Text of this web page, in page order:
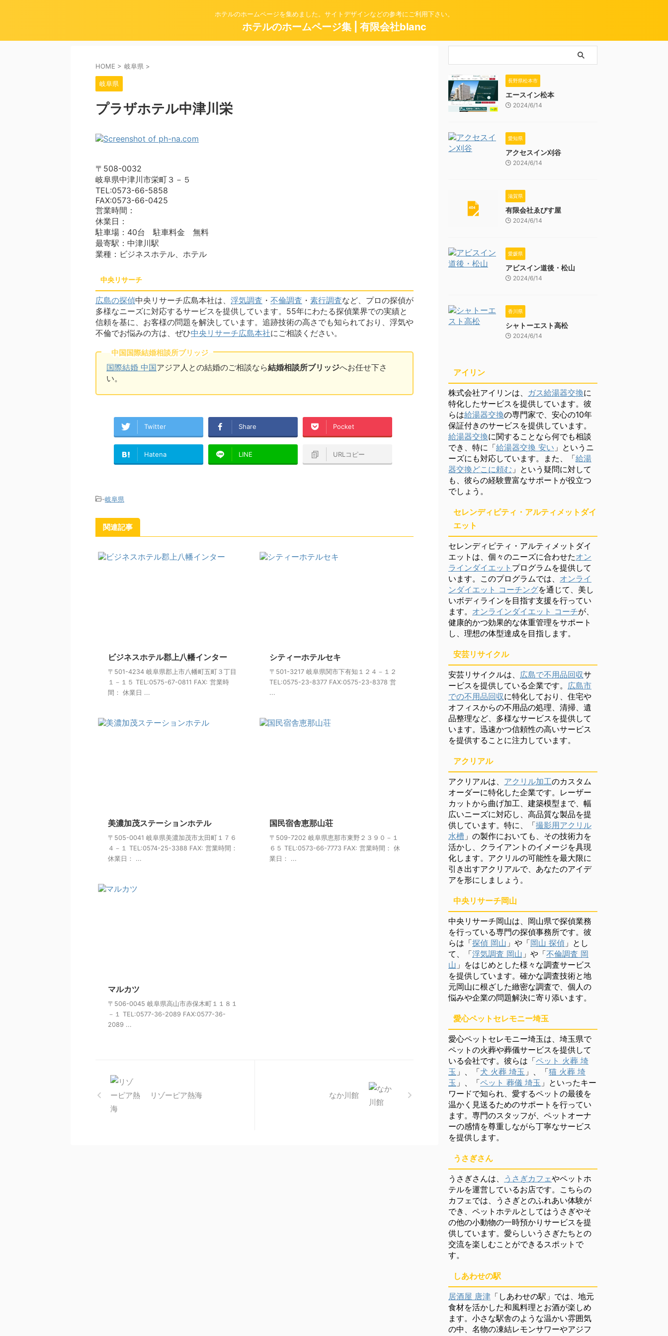
ホテルのホームページを集めました。サイトデザインなどの参考にご利用下さい。
ホテルのホームページ集 | 有限会社blanc
HOME > 岐阜県 >
岐阜県
プラザホテル中津川栄
〒508-0032
岐阜県中津川市栄町３－５
TEL:0573-66-5858
FAX:0573-66-0425
営業時間：
休業日：
駐車場：40台 駐車料金 無料
最寄駅：中津川駅
業種：ビジネスホテル、ホテル
中央リサーチ
広島の探偵中央リサーチ広島本社は、 浮気調査 ・ 不倫調査 ・ 素行調査など、プロの探偵が
多様なニーズに対応するサービスを提供しています。55年にわたる探偵業界での実績と
信頼を基に、お客様の問題を解決しています。追跡技術の高さでも知られており、浮気や
不倫でお悩みの方は、ぜひ中央リサーチ広島本社にご相談ください。
中国国際結婚相談所ブリッジ
国際結婚 中国アジア人との結婚のご相談なら結婚相談所ブリッジへお任せ下さ
い。
Twitter Share Pocket
Hatena LINE URLコピー
-岐阜県
関連記事
ビジネスホテル郡上八幡インター
〒501-4234 岐阜県郡上市八幡町五町３丁目
１－１５ TEL:0575-67-0811 FAX: 営業時
間： 休業日 ...
シティーホテルセキ
〒501-3217 岐阜県関市下有知１２４－１２
TEL:0575-23-8377 FAX:0575-23-8378 営
...
美濃加茂ステーションホテル
〒505-0041 岐阜県美濃加茂市太田町１７６
４－１ TEL:0574-25-3388 FAX: 営業時間：
休業日： ...
国民宿舎恵那山荘
〒509-7202 岐阜県恵那市東野２３９０－１
６５ TEL:0573-66-7773 FAX: 営業時間： 休
業日： ...
マルカツ
〒506-0045 岐阜県高山市赤保木町１１８１
－１ TEL:0577-36-2089 FAX:0577-36-
2089 ...
リゾーピア熱海 なか川館
長野県松本市
エースイン松本
2024/6/14
愛知県
アクセスイン刈谷
2024/6/14
滋賀県
有限会社ゑびす屋
2024/6/14
愛媛県
アビスイン道後・松山
2024/6/14
香川県
シャトーエスト高松
2024/6/14
アイリン
株式会社アイリンは、 ガス給湯器交換に
特化したサービスを提供しています。彼
らは給湯器交換の専門家で、安心の10年
保証付きのサービスを提供しています。
給湯器交換に関することなら何でも相談
でき、特に「給湯器交換 安い 」というニ
ーズにも対応しています。また、「給湯
器交換どこに頼む 」という疑問に対して
も、彼らの経験豊富なサポートが役立つ
でしょう。
セレンディピティ・アルティメットダイ
エット
セレンディピティ・アルティメットダイ
エットは、個々のニーズに合わせたオン
ラインダイエット プログラムを提供して
います。このプログラムでは、 オンライ
ンダイエット コーチングを通じて、美し
いボディラインを目指す支援を行ってい
ます。 オンラインダイエット コーチが、
健康的かつ効果的な体重管理をサポート
し、理想の体型達成を目指します。
安芸リサイクル
安芸リサイクルは、 広島で不用品回収サ
ービスを提供している企業です。 広島市
での不用品回収に特化しており、住宅や
オフィスからの不用品の処理、清掃、遺
品整理など、多様なサービスを提供して
います。迅速かつ信頼性の高いサービス
を提供することに注力しています。
アクリアル
アクリアルは、 アクリル加工のカスタム
オーダーに特化した企業です。レーザー
カットから曲げ加工、建築模型まで、幅
広いニーズに対応し、高品質な製品を提
供しています。特に、「撮影用アクリル
水槽 」の製作においても、その技術力を
活かし、クライアントのイメージを具現
化します。アクリルの可能性を最大限に
引き出すアクリアルで、あなたのアイデ
アを形にしましょう。
中央リサーチ岡山
中央リサーチ岡山は、岡山県で探偵業務
を行っている専門の探偵事務所です。彼
らは「探偵 岡山 」や「岡山 探偵 」とし
て、「浮気調査 岡山 」や「不倫調査 岡
山 」をはじめとした様々な調査サービス
を提供しています。確かな調査技術と地
元岡山に根ざした緻密な調査で、個人の
悩みや企業の問題解決に寄り添います。
愛心ペットセレモニー埼玉
愛心ペットセレモニー埼玉は、埼玉県で
ペットの火葬や葬儀サービスを提供して
いる会社です。彼らは「ペット 火葬 埼
玉 」、「犬 火葬 埼玉 」、「猫 火葬 埼
玉 」、「ペット 葬儀 埼玉 」といったキー
ワードで知られ、愛するペットの最後を
温かく見送るためのサポートを行ってい
ます。専門のスタッフが、ペットオーナ
ーの感情を尊重しながら丁寧なサービス
を提供します。
うさぎさん
うさぎさんは、 うさぎカフェやペットホ
テルを運営しているお店です。こちらの
カフェでは、うさぎとのふれあい体験が
でき、ペットホテルとしてはうさぎやそ
の他の小動物の一時預かりサービスを提
供しています。愛らしいうさぎたちとの
交流を楽しむことができるスポットで
す。
しあわせの駅
居酒屋 唐津 「しあわせの駅」では、地元
食材を活かした和風料理とお酒が楽しめ
ます。小さな駅舎のような温かい雰囲気
の中、名物の凍結レモンサワーやアジフ